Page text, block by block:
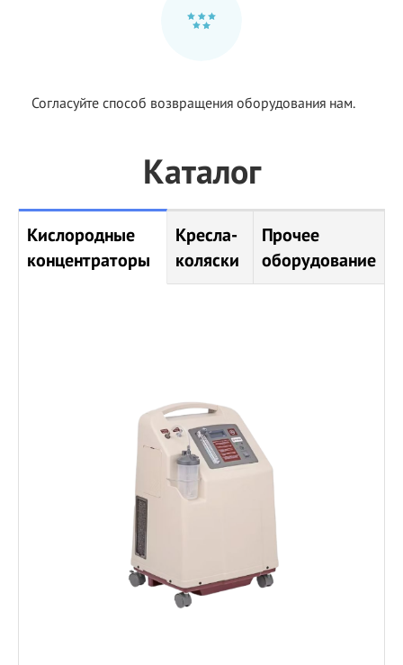
Согласуйте способ возвращения оборудования нам.
Каталог
Кислородные
концентраторы
Кресла-
коляски
Прочее
оборудование